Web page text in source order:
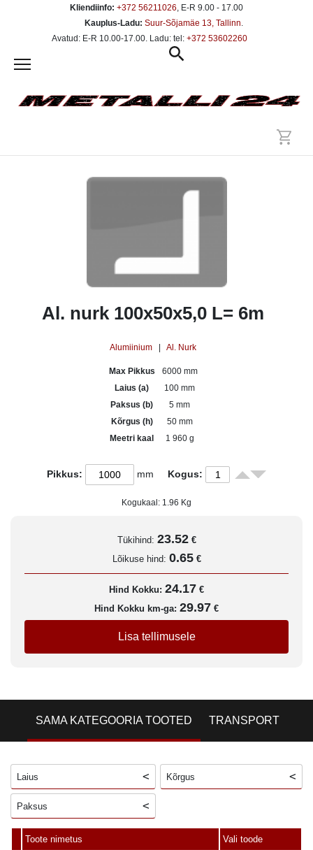
Kliendiinfo: +372 56211026, E-R 9.00 - 17.00
Kauplus-Ladu: Suur-Sõjamäe 13, Tallinn.
Avatud: E-R 10.00-17.00. Ladu: tel: +372 53602260
Al. nurk 100x50x5,0 L= 6m
Alumiinium Al. Nurk
Max Pikkus
6000 mm
Laius (a)
100 mm
Paksus (b)
5 mm
Kõrgus (h)
50 mm
Meetri kaal
1 960 g
Pikkus: mm Kogus:
Kogukaal: 1.96 Kg
Tükihind: 23.52 €
Lõikuse hind: 0.65 €
Hind Kokku: 24.17 €
Hind Kokku km-ga: 29.97 €
Lisa tellimusele
SAMA KATEGOORIA TOOTED TRANSPORT
Laius Kõrgus
Paksus
Toote nimetus Vali toode